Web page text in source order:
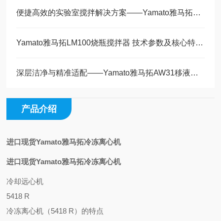
便捷高效的实验室搅拌解决方案——Yamato雅马拓MT-31触动式搅拌器技术解析
Yamato雅马拓LM100烧瓶搅拌器 技术参数及核心特性解析
深层洁净与精准适配——Yamato雅马拓AW31移液管清洗器工作原理解析
产品介绍
进口现货Yamato雅马拓冷冻离心机
进口现货Yamato雅马拓冷冻离心机
冷却远心机
5418 R
冷冻离心机（5418 R）的特点